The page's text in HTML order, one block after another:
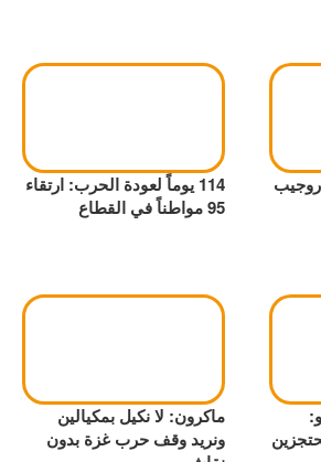
114 يوماً لعودة الحرب: ارتقاء
95 مواطناً في القطاع
ماكرون: لا نكيل بمكيالين
ونريد وقف حرب غزة بدون